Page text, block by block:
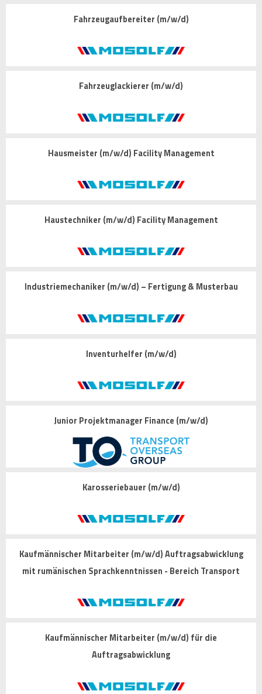
Fahrzeugaufbereiter (m/w/d)
Fahrzeuglackierer (m/w/d)
Hausmeister (m/w/d) Facility Management
Haustechniker (m/w/d) Facility Management
Industriemechaniker (m/w/d) – Fertigung & Musterbau
Inventurhelfer (m/w/d)
Junior Projektmanager Finance (m/w/d)
Karosseriebauer (m/w/d)
Kaufmännischer Mitarbeiter (m/w/d) Auftragsabwicklung
mit rumänischen Sprachkenntnissen - Bereich Transport
Kaufmännischer Mitarbeiter (m/w/d) für die
Auftragsabwicklung